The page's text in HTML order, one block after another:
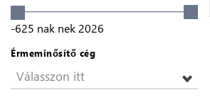
-625 nak nek 2026
Érmeminősítő cég
Válasszon itt